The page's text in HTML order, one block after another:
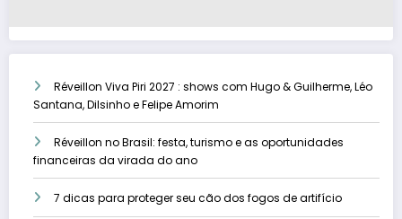
Réveillon Viva Piri 2027 : shows com Hugo & Guilherme, Léo
Santana, Dilsinho e Felipe Amorim
Réveillon no Brasil: festa, turismo e as oportunidades
financeiras da virada do ano
7 dicas para proteger seu cão dos fogos de artifício